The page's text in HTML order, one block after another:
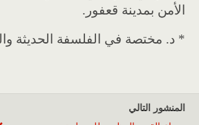
الأمن بمدينة قعفور.
* د. مختصة في الفلسفة الحديثة
المنشور التالي